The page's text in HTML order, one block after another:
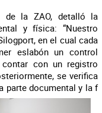
de la ZAO, detalló la
y física: “Nuestro
en el cual cada
eslabón un control
con un registro
se verifica
parte documental y la f